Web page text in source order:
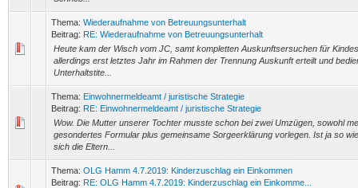
Thema: Wiederaufnahme von Betreuungsunterhalt
Beitrag: RE: Wiederaufnahme von Betreuungsunterhalt
Heute kam der Wisch vom JC, samt kompletten Auskunftsersuchen für
allerdings erst letztes Jahr im Rahmen der Trennung Auskunft erteilt und
Unterhaltstite...
Thema: Einwohnermeldeamt / juristische Strategie
Beitrag: RE: Einwohnermeldeamt / juristische Strategie
Wow. Die Mutter unserer Tochter musste schon bei zwei Umzügen, sowohl
gesondertes Formular plus gemeinsame Sorgeerklärung vorlegen. Ist ja so
sich die Eltern...
Thema: OLG Hamm 4.7.2019: Kinderzuschlag ein Einkommen
Beitrag: RE: OLG Hamm 4.7.2019: Kinderzuschlag ein Einkomme...